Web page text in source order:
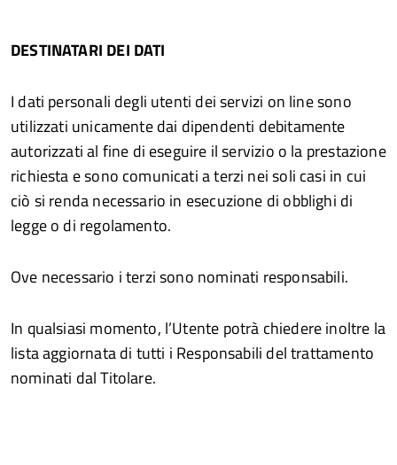
DESTINATARI DEI DATI
I dati personali degli utenti dei servizi on line sono
utilizzati unicamente dai dipendenti debitamente
autorizzati al fine di eseguire il servizio o la prestazione
richiesta e sono comunicati a terzi nei soli casi in cui
ciò si renda necessario in esecuzione di obblighi di
legge o di regolamento.
Ove necessario i terzi sono nominati responsabili.
In qualsiasi momento, l’Utente potrà chiedere inoltre la
lista aggiornata di tutti i Responsabili del trattamento
nominati dal Titolare.